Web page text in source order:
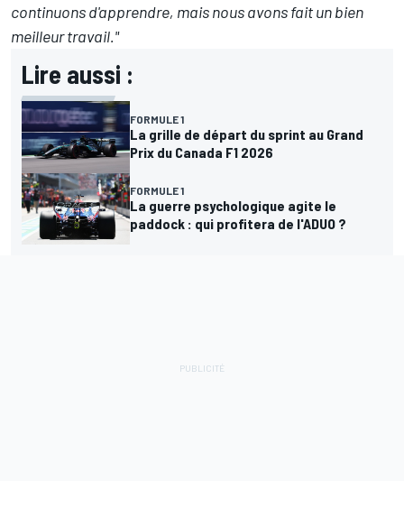
continuons d'apprendre, mais nous avons fait un bien
meilleur travail."
Lire aussi :
FORMULE 1
La grille de départ du sprint au Grand
Prix du Canada F1 2026
FORMULE 1
La guerre psychologique agite le
paddock : qui profitera de l'ADUO ?